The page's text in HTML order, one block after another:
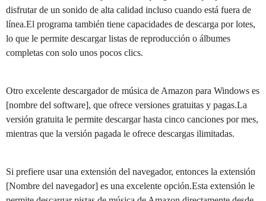
disfrutar de un sonido de alta calidad incluso cuando está fuera de
línea.El programa también tiene capacidades de descarga por lotes,
lo que le permite descargar listas de reproducción o álbumes
completas con solo unos pocos clics.
Otro excelente descargador de música de Amazon para Windows es
[nombre del software], que ofrece versiones gratuitas y pagas.La
versión gratuita le permite descargar hasta cinco canciones por mes,
mientras que la versión pagada le ofrece descargas ilimitadas.
Si prefiere usar una extensión del navegador, entonces la extensión
[Nombre del navegador] es una excelente opción.Esta extensión le